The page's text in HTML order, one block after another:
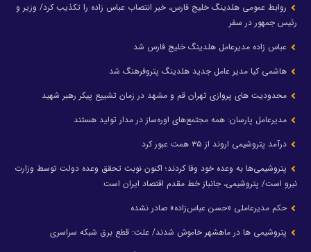
روابط عمومی هلدینگ خلیج فارس، خبر انتصاب عباس زاده را تکذیب کرد/ وزیر و
رئیس جمهور در سفر
عباس زاده مدیرعامل هلدینگ خلیج فارس شد
هاشمی کیا مدیر عامل جدید هلدینگ پتروفرهنگ شد
محدودیت های پروازی تهران قم و مشهد در زمان تشییع پیکر رهبر شهید
مدیرعامل پارسان: همه مجتمع‌های اوره‌ساز در مدار تولید هستند
درآمد پتروشیمی اروند از ۳۵ همت عبور کرد
پتروشیمی‌ها به وعده خود وفا کردند؛ اکنون نوبت تحقق وعده دولت توسط وزارت
نیرو است/ پتروشیمی، جانباز خط مقدم اقتصاد ایران است
حکم مدیرعاملی «حسن عباس‌زاده» صادر نشده
پتروشیمی ها در ماهشهر خاموش شدند/ علت: قطع برق شبکه سراسری